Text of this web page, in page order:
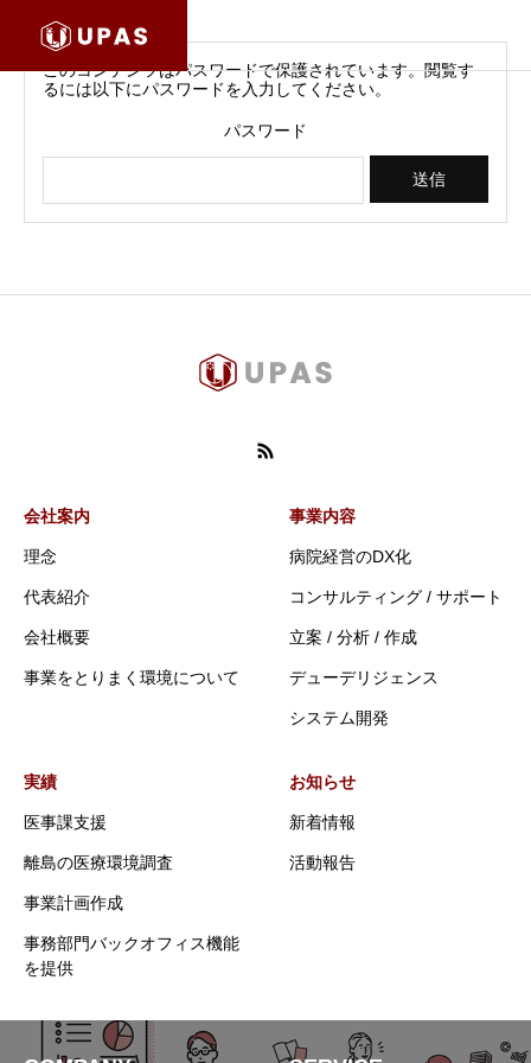
このコンテンツはパスワードで保護されています。閲覧す
るには以下にパスワードを入力してください。
パスワード
会社案内
理念
代表紹介
会社概要
事業をとりまく環境について
事業内容
病院経営のDX化
コンサルティング / サポート
立案 / 分析 / 作成
デューデリジェンス
システム開発
実績
医事課支援
離島の医療環境調査
事業計画作成
事務部門バックオフィス機能
を提供
お知らせ
新着情報
活動報告